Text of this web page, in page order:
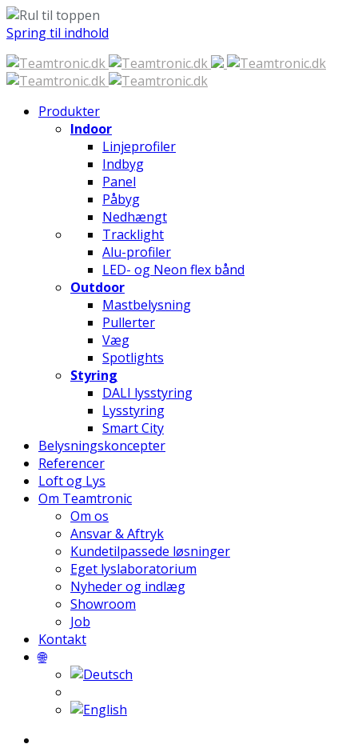
Spring til indhold
Produkter
Indoor
Linjeprofiler
Indbyg
Panel
Påbyg
Nedhængt
Tracklight
Alu-profiler
LED- og Neon flex bånd
Outdoor
Mastbelysning
Pullerter
Væg
Spotlights
Styring
DALI lysstyring
Lysstyring
Smart City
Belysningskoncepter
Referencer
Loft og Lys
Om Teamtronic
Om os
Ansvar & Aftryk
Kundetilpassede løsninger
Eget lyslaboratorium
Nyheder og indlæg
Showroom
Job
Kontakt
🌐